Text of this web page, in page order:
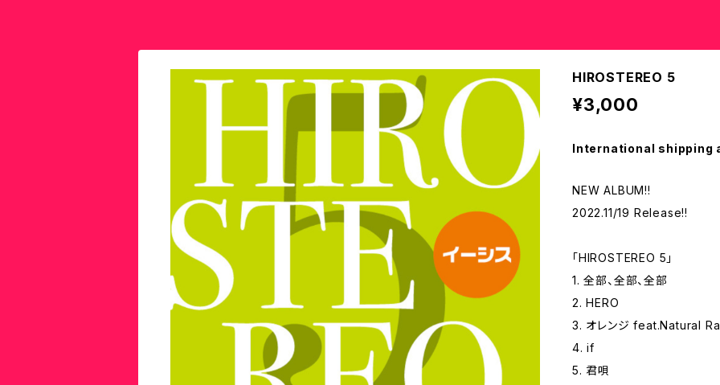
HIROSTEREO 5
¥3,000
International shipping
NEW ALBUM!!
2022.11/19 Release!!
「HIROSTEREO 5」
1. 全部、全部、全部
2. HERO
3. オレンジ feat.Natural
4. if
5. 君唄